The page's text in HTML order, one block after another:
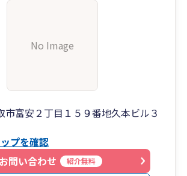
No Image
市富安２丁目１５９番地久本ビル３
プを確認
お問い合わせ
紹介無料